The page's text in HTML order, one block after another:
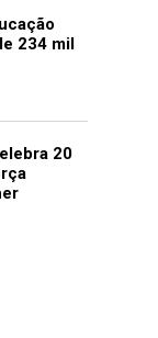
234 mil
20